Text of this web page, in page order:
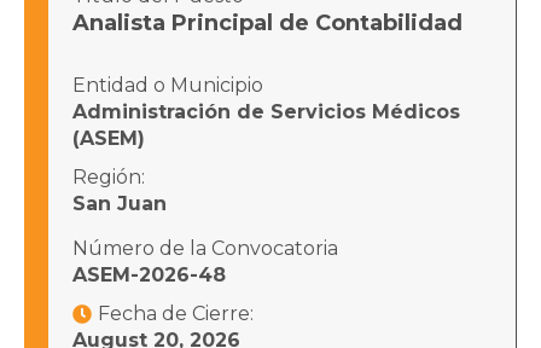
Analista Principal de Contabilidad
Entidad o Municipio
Administración de Servicios Médicos
(ASEM)
Región:
San Juan
Número de la Convocatoria
ASEM-2026-48
 Fecha de Cierre:
August 20, 2026